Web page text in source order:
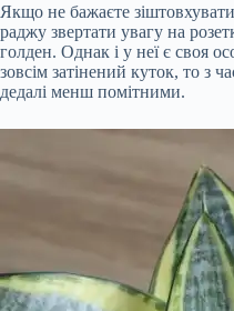
Якщо не бажаєте
раджу звертати увагу на
голден. Однак і у неї є своя
зовсім затінений куток, то з
дедалі менш помітними.